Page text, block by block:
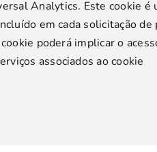
Analytics. Este cookie
em cada solicitação
poderá implicar o
associados ao cookie